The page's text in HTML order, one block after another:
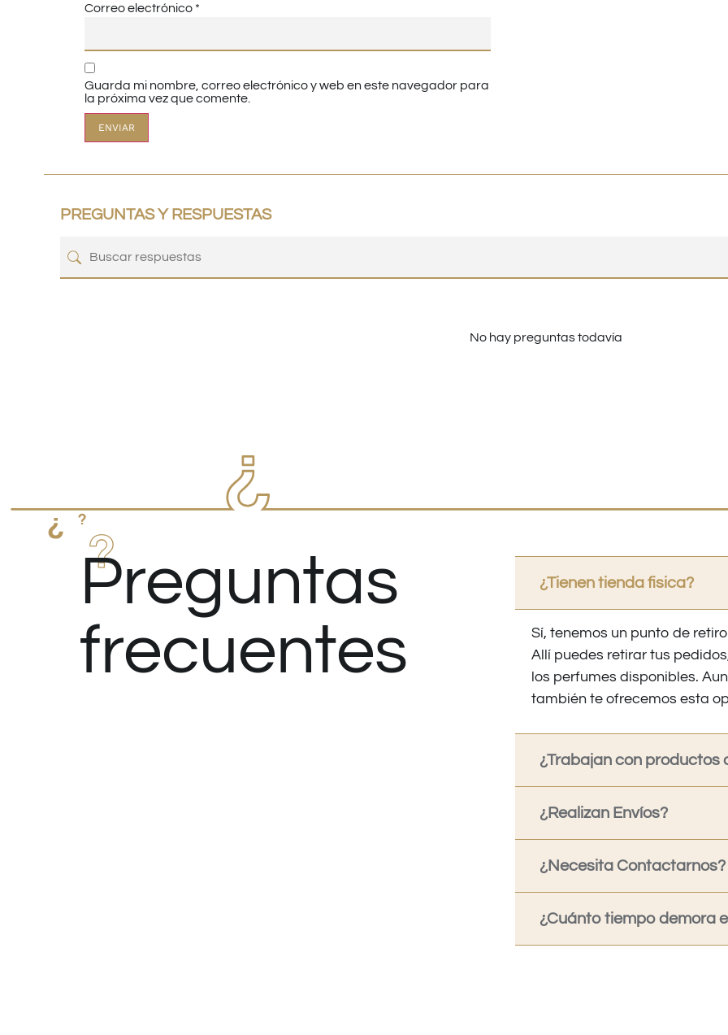
Correo electrónico *
Guarda mi nombre, correo electrónico y web en este navegador para
la próxima vez que comente.
PREGUNTAS Y RESPUESTAS
No hay preguntas todavía
Preguntas
frecuentes
¿Tienen tienda fisica?
Sí, tenemos un punto de
Allí puedes retirar tus
los perfumes disponibles.
también te ofrecemos esta
¿Trabajan con productos
¿Realizan Envíos?
¿Necesita Contactarnos?
¿Cuánto tiempo demora